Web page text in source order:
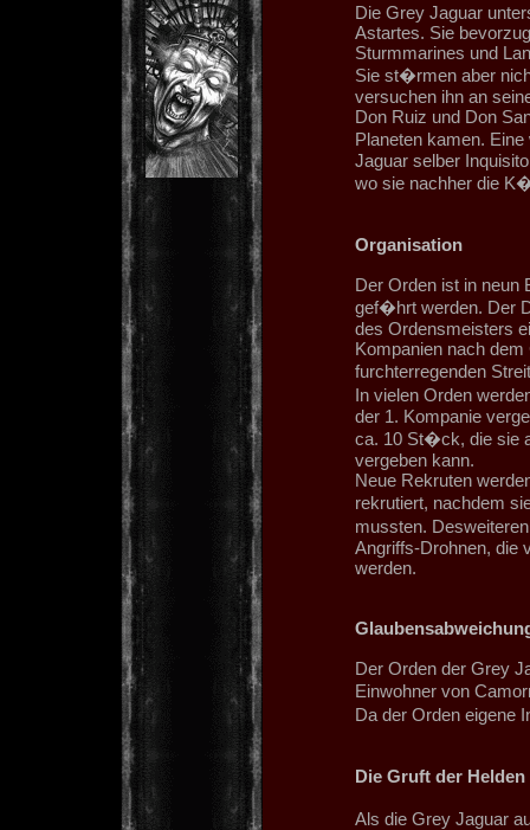
Die Grey Jaguar
Astartes. Sie
Sturmmarines und
Sie st�rmen aber
versuchen ihn an
Don Ruiz und Don
Planeten kamen.
Jaguar selber
wo sie nachher die
Organisation
Der Orden ist in neun
gef�hrt werden. Der
des Ordensmeisters
Kompanien nach
furchterregenden
In vielen Orden
der 1. Kompanie
ca. 10 St�ck, die sie
vergeben kann.
Neue Rekruten
rekrutiert, nachdem
mussten.
Angriffs-Drohnen, die
werden.
Der Orden der Grey
Einwohner von
Da der Orden eigene
Die Gruft der
Als die Grey Jaguar